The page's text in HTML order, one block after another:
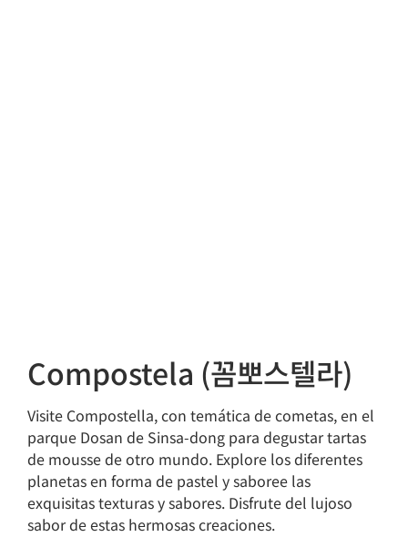
Compostela (꼼뽀스텔라)
Visite Compostella, con temática de cometas, en el
parque Dosan de Sinsa-dong para degustar tartas
de mousse de otro mundo. Explore los diferentes
planetas en forma de pastel y saboree las
exquisitas texturas y sabores. Disfrute del lujoso
sabor de estas hermosas creaciones.